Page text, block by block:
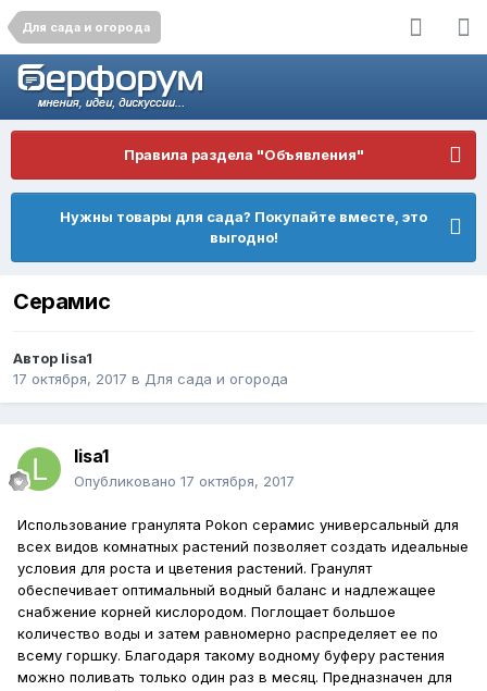
Для сада и огорода
Правила раздела "Объявления"
Нужны товары для сада? Покупайте вместе, это
выгодно!
Серамис
Автор lisa1
17 октября, 2017 в Для сада и огорода
lisa1
Опубликовано 17 октября, 2017
Использование гранулята Pokon серамис универсальный для
всех видов комнатных растений позволяет создать идеальные
условия для роста и цветения растений. Гранулят
обеспечивает оптимальный водный баланс и надлежащее
снабжение корней кислородом. Поглощает большое
количество воды и затем равномерно распределяет ее по
всему горшку. Благодаря такому водному буферу растения
можно поливать только один раз в месяц. Предназначен для